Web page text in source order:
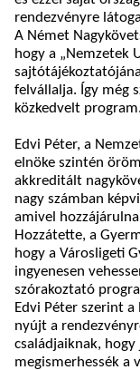
rendezvényre
A Német
hogy a „Nemzetek
felvállalja. Így még
közkedvelt program.
Edvi Péter, a
elnöke szintén
akkreditált
nagy számban
amivel
Hozzátette, a
hogy a Városligeti
ingyenesen
szórakoztató
Edvi Péter szerint
nyújt a
családjaiknak,
megismerhessék a